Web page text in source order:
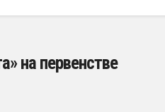
на первенстве